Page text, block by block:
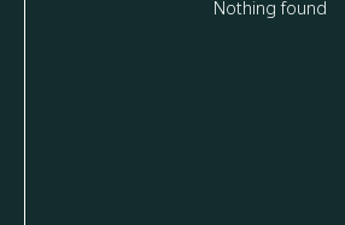
Nothing found